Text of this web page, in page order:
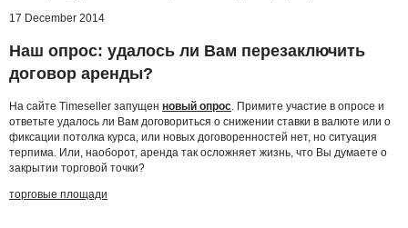
17 December 2014
Наш опрос: удалось ли Вам перезаключить
договор аренды?
На сайте Timeseller запущен новый опрос. Примите участие в опросе и
ответьте удалось ли Вам договориться о снижении ставки в валюте или о
фиксации потолка курса, или новых договоренностей нет, но ситуация
терпима. Или, наоборот, аренда так осложняет жизнь, что Вы думаете о
закрытии торговой точки?
торговые площади